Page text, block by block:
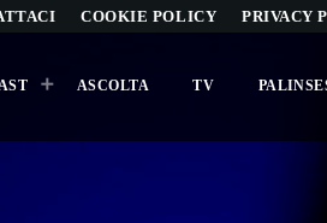
COOKIE POLICY PRIVACY
ASCOLTA TV